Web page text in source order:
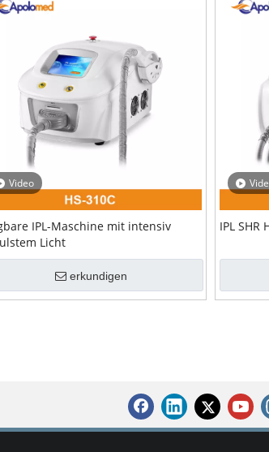
Video
IPL-Maschine mit intensiv
Licht
erkundigen
IPL SHR